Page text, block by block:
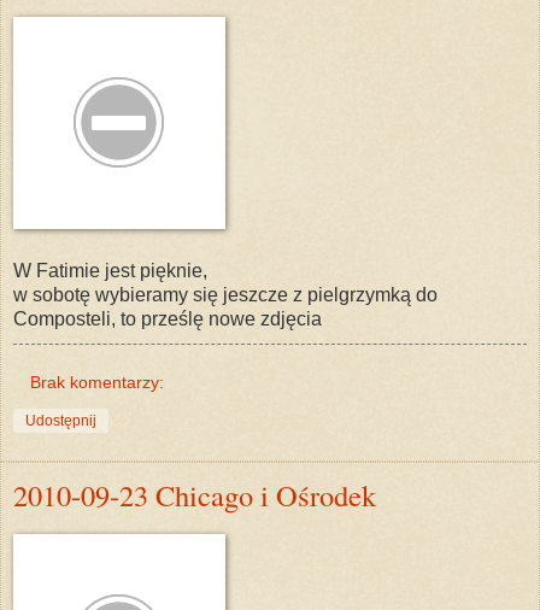
W Fatimie jest pięknie,
w sobotę wybieramy się jeszcze z pielgrzymką do
Composteli, to prześlę nowe zdjęcia
Brak komentarzy:
Udostępnij
2010-09-23 Chicago i Ośrodek